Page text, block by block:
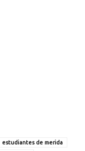
estudiantes de merida